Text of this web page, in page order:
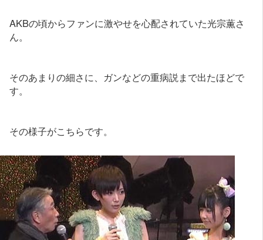
AKBの頃からファンに激やせを心配されていた光宗薫さ
ん。
そのあまりの細さに、ガンなどの重病説まで出たほどで
す。
その様子がこちらです。